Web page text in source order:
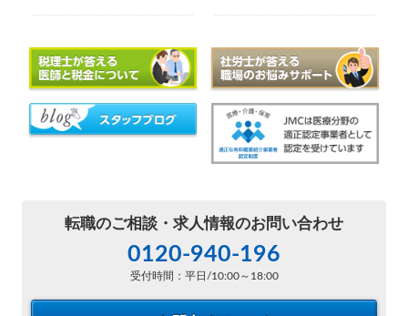
転職のご相談・ 求人情報のお問い合わせ
0120-940-196
受付時間：平日/10:00～18:00